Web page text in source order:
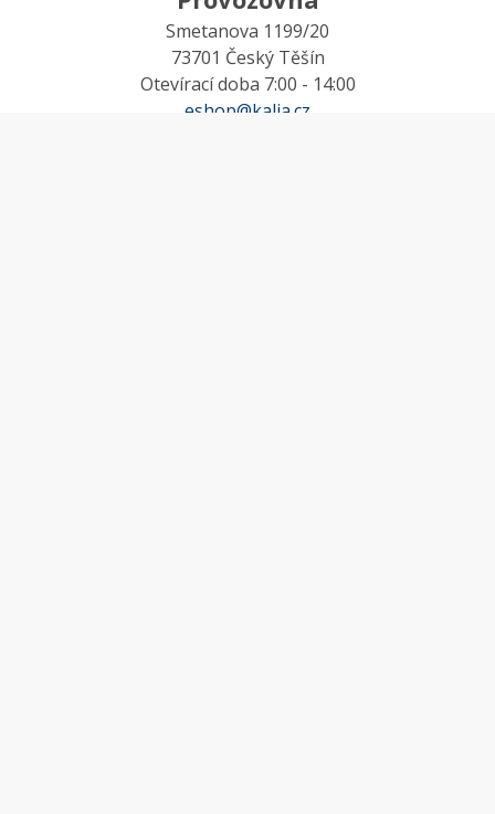
Smetanova 1199/20
73701 Český Těšín
Otevírací doba 7:00 - 14:00
eshop@kalia.cz